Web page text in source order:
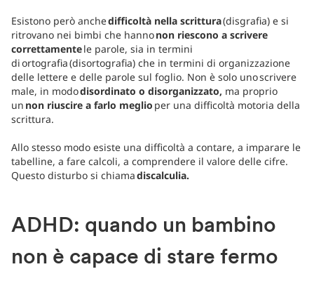
Esistono però anchedifficoltà nella scrittura(disgrafia) e si
ritrovano nei bimbi che hannonon riescono a scrivere
correttamentele parole, sia in termini
di ortografia (disortografia) che in termini di organizzazione
delle lettere e delle parole sul foglio. Non è solo uno scrivere
male, in mododisordinato o disorganizzato, ma proprio
un non riuscire a farlo meglio per una difficoltà motoria della
scrittura.
Allo stesso modo esiste una difficoltà a contare, a imparare le
tabelline, a fare calcoli, a comprendere il valore delle cifre.
Questo disturbo si chiamadiscalculia.
ADHD: quando un bambino
non è capace di stare fermo